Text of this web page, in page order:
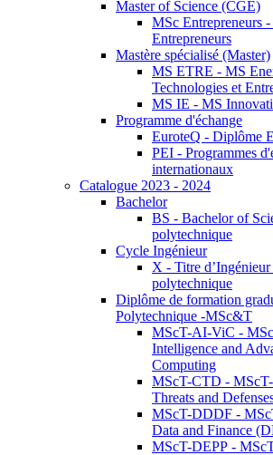
Master of Science (CGE)
MSc Entrepreneurs
Entrepreneurs
Mastère spécialisé (Master)
MS ETRE - MS
Technologies et
MS IE - MS
Programme d'échange
EuroteQ - Diplôme
PEI - Programmes
internationaux
Catalogue 2023 - 2024
Bachelor
BS - Bachelor of
polytechnique
Cycle Ingénieur
X - Titre
polytechnique
Diplôme de formation
Polytechnique -MSc&T
MScT-AI-ViC -
Intelligence and
Computing
MScT-CTD -
Threats and
MScT-DDDF -
Data and Finance
MScT-DEPP -